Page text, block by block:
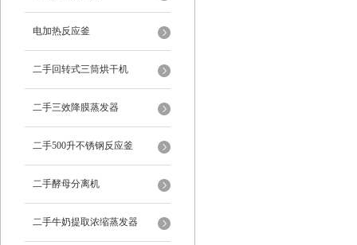
电加热反应釜
二手回转式三筒烘干机
二手三效降膜蒸发器
二手500升不锈钢反应釜
二手酵母分离机
二手牛奶提取浓缩蒸发器